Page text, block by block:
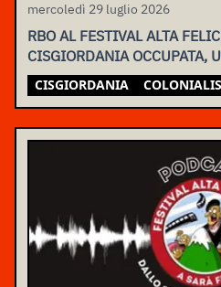
mercoledì 29 luglio 2026
RBO AL FESTIVAL ALTA
CISGIORDANIA OCCUPATA,
CISGIORDANIA